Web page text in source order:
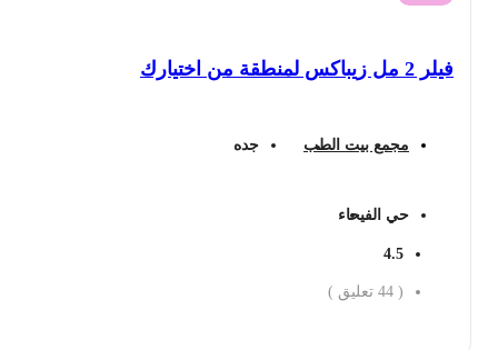
فيلر 2 مل زيباكس لمنطقة من اختيارك
مجمع بيت الطب جده
حي الفيحاء
4.5
44 تعليق )